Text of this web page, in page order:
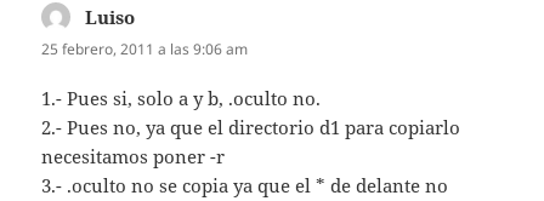
Luiso
25 febrero, 2011 a las 9:06 am
1.- Pues si, solo a y b, .oculto no.
2.- Pues no, ya que el directorio d1 para copiarlo
necesitamos poner -r
3.- .oculto no se copia ya que el * de delante no